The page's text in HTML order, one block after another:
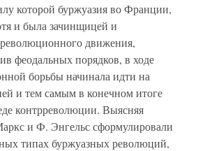
которой буржуазия во Франции,
и была зачинщицей и
движения,
феодальных порядков, в ходе
борьбы начинала идти на
и тем самым в конечном итоге
контрреволюции. Выясняя
и Ф. Энгельс сформулировали
типах буржуазных революций,